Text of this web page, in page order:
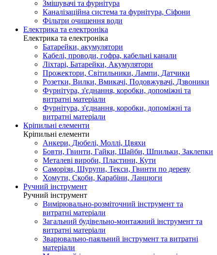
Змішувачі та фурнітура
Каналізаційна система та фурнітура, Сіфони
Фільтри очищення води
Електрика та електроніка
Електрика та електроніка
Батарейки, акумулятори
Кабелі, проводи, гофра, кабельні канали
Ліхтарі, Батарейки, Акумулятори
Прожектори, Світильники, Лампи, Датчики
Розетки, Вилки, Вмикачі, Подовжувачі, Дзвоники
Фурнітура, з'єднання, коробки, допоміжні та
витратні матеріали
Фурнітура, з'єднання, коробки, допоміжні та
витратні матеріали
Кріпильні елементи
Кріпильні елементи
Анкери, Дюбелі, Моллі, Цвяхи
Бовти, Гвинти, Гайки, Шайби, Шпильки, Заклепки
Металеві вироби, Пластини, Кути
Саморізи, Шурупи, Текси, Гвинти по дереву
Хомути, Скоби, Карабіни, Ланцюги
Ручний інструмент
Ручний інструмент
Вимірювально-розміточний інструмент та
витратні матеріали
Загальний будівельно-монтажний інструмент та
витратні матеріали
Зварювально-паяльний інструмент та витратні
матеріали